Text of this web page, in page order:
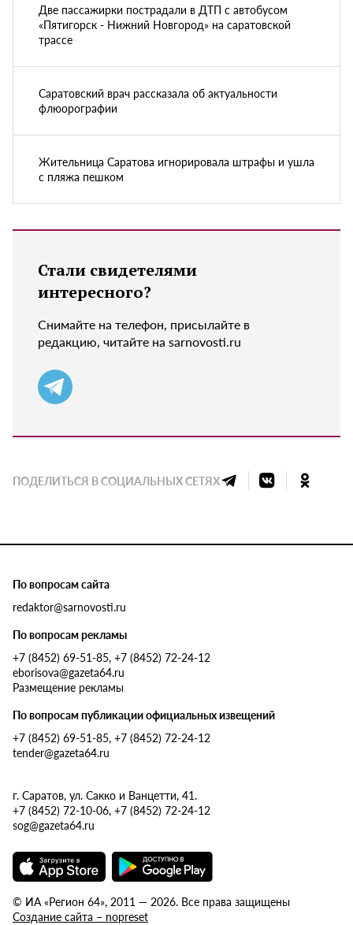
Две пассажирки пострадали в ДТП с автобусом
«Пятигорск - Нижний Новгород» на саратовской
трассе
Саратовский врач рассказала об актуальности
флюорографии
Жительница Саратова игнорировала штрафы и ушла
с пляжа пешком
Стали свидетелями
интересного?
Снимайте на телефон, присылайте в
редакцию, читайте на sarnovosti.ru
ПОДЕЛИТЬСЯ В СОЦИАЛЬНЫХ СЕТЯХ
По вопросам сайта
redaktor@sarnovosti.ru
По вопросам рекламы
+7 (8452) 69-51-85, +7 (8452) 72-24-12
eborisova@gazeta64.ru
Размещение рекламы
По вопросам публикации официальных извещений
+7 (8452) 69-51-85, +7 (8452) 72-24-12
tender@gazeta64.ru
г. Саратов, ул. Сакко и Ванцетти, 41.
+7 (8452) 72-10-06, +7 (8452) 72-24-12
sog@gazeta64.ru
© ИА «Регион 64», 2011 — 2026. Все права защищены
Создание сайта – nopreset